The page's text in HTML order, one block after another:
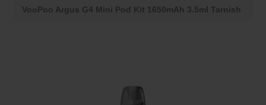
VooPoo Argus G4 Mini Pod Kit 1650mAh 3.5ml Tarnish